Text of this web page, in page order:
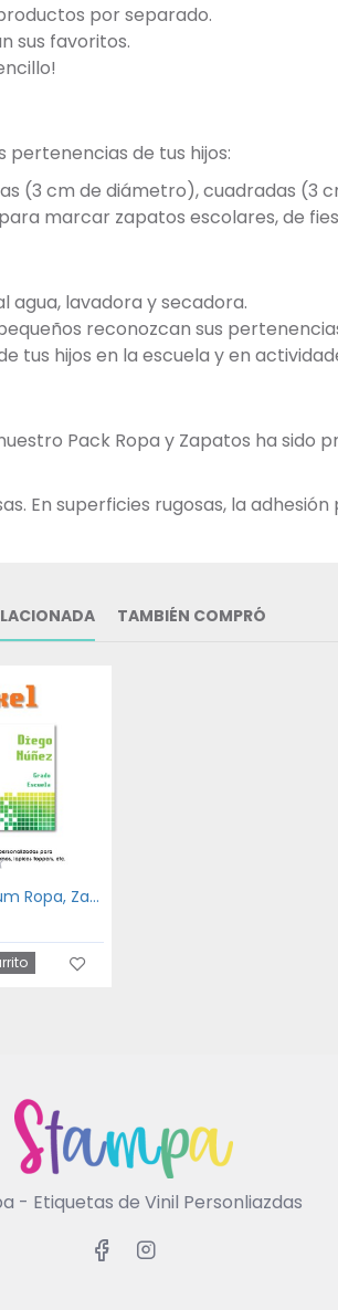
por separado.
sus favoritos.
pertenencias de tus hijos:
(3 cm de diámetro), cuadradas (3
marcar zapatos escolares, de
agua, lavadora y secadora.
reconozcan sus
tus hijos en la escuela y en
Pack Ropa y Zapatos ha
En superficies rugosas, la adhesión
TAMBIÉN COMPRÓ
Pack Premium Ropa, Zapatos y Escuela Pixel
- Etiquetas de Vinil Personliazdas